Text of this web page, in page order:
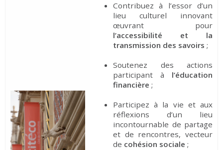
Contribuez à l’essor d’un
lieu culturel innovant
œuvrant pour
l’accessibilité et la
transmission des savoirs ;
Soutenez des actions
participant à l’éducation
financière ;
Participez à la vie et aux
réflexions d’un lieu
incontournable de partage
et de rencontres, vecteur
de cohésion sociale ;